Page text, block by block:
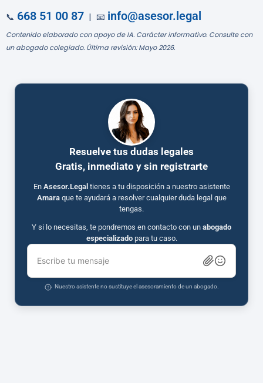
📞 668 51 00 87 | 📧 info@asesor.legal
Contenido elaborado con apoyo de IA. Carácter informativo. Consulte con
un abogado colegiado. Última revisión: Mayo 2026.
Resuelve tus dudas legales
Gratis, inmediato y sin registrarte
En Asesor.Legal tienes a tu disposición a nuestro asistente
Amaraque te ayudará a resolver cualquier duda legal que
tengas.
Y si lo necesitas, te pondremos en contacto con un abogado
especializadopara tu caso.
Escribe tu mensaje
Nuestro asistente no sustituye el asesoramiento de un abogado.